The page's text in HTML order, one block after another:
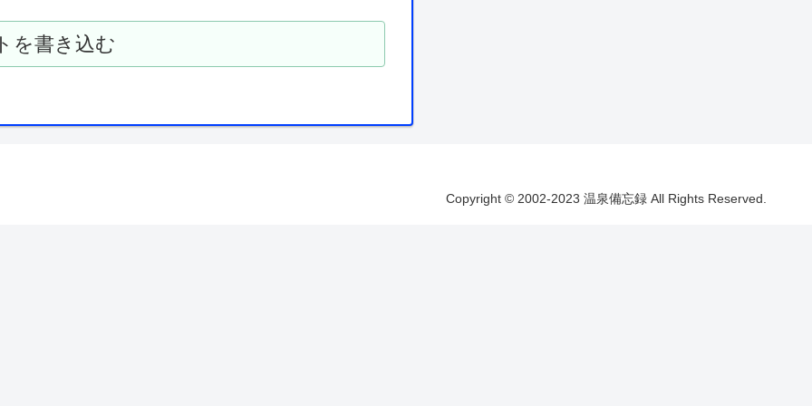
を書き込む
Copyright © 2002-2023 温泉備忘録 All Rights Reserved.